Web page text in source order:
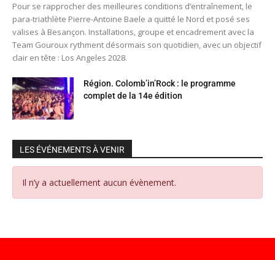
Pour se rapprocher des meilleures conditions d’entraînement, le
para-triathlète Pierre-Antoine Baele a quitté le Nord et posé ses
valises à Besançon. Installations, groupe et encadrement avec la
Team Gouroux rythment désormais son quotidien, avec un objectif
clair en tête : Los Angeles 2028.
Région. Colomb’in’Rock : le programme
complet de la 14e édition
LES ÉVÉNEMENTS À VENIR
Il n’y a actuellement aucun évènement.